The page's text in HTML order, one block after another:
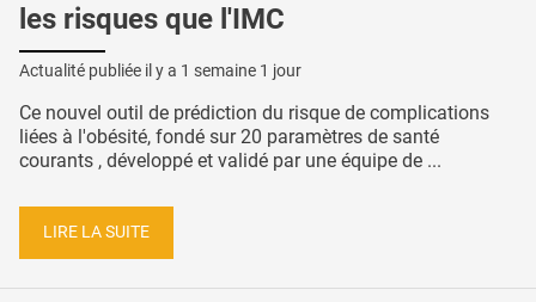
les risques que l'IMC
Actualité publiée il y a 1 semaine 1 jour
Ce nouvel outil de prédiction du risque de complications
liées à l'obésité, fondé sur 20 paramètres de santé
courants , développé et validé par une équipe de ...
LIRE LA SUITE